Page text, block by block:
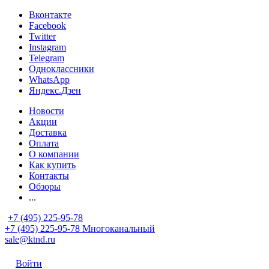
Вконтакте
Facebook
Twitter
Instagram
Telegram
Одноклассники
WhatsApp
Яндекс.Дзен
Новости
Акции
Доставка
Оплата
О компании
Как купить
Контакты
Обзоры
...
+7 (495) 225-95-78
+7 (495) 225-95-78 Многоканальный
sale@ktnd.ru
Войти